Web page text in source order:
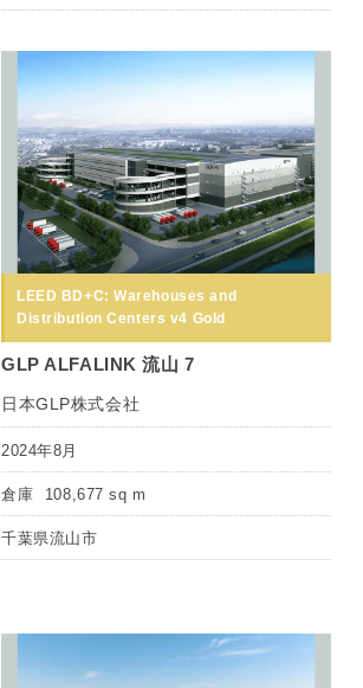
LEED BD+C: Warehouses and
Distribution Centers v4 Gold
GLP ALFALINK 流山 7
日本GLP株式会社
2024年8月
倉庫 108,677 sq m
千葉県流山市